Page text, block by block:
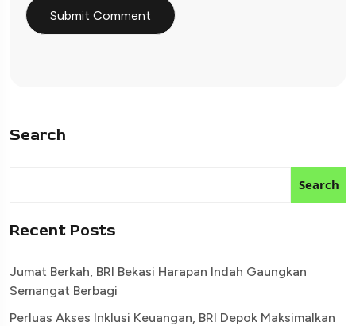
Search
Search
Recent Posts
Jumat Berkah, BRI Bekasi Harapan Indah Gaungkan
Semangat Berbagi
Perluas Akses Inklusi Keuangan, BRI Depok Maksimalkan